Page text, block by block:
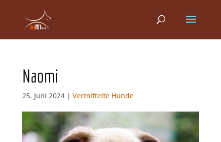
Naomi
25. Juni 2024 | Vermittelte Hunde